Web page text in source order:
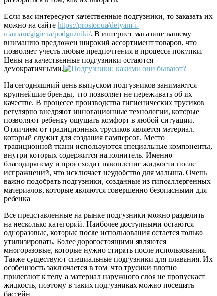
Если вас интересуют качественные подгузники, то заказать их
можно на сайте https://prostor.ua/detyam-i-
mamam/gigiena/podguzniki/. В интернет магазине вашему
вниманию предложен широкий ассортимент товаров, что
позволяет учесть любые предпочтения в процессе покупки.
Цены на качественные подгузники остаются
демократичными.
На сегодняшний день выпуском подгузников занимаются
крупнейшие бренды, что позволяет не переживать об их
качестве. В процессе производства гигиенических трусиков
регулярно внедряют инновационные технологии, которые
позволяют ребенку ощущать комфорт в любой ситуации.
Отличием от традиционных трусиков является материал,
который служит для создания памперсов. Место
традиционной ткани используются специальные компоненты,
внутри которых содержится наполнитель. Именно
благодарянему и происходит накопление жидкости после
испражнений, что исключает неудобство для малыша. Очень
важно подобрать подгузники, созданные из гипоаллергенных
материалов, которые являются совершенно безопасными для
ребенка.
Все представленные на рынке подгузники можно разделить
на несколько категорий. Наиболее доступными остаются
одноразовые, которые после использования остается только
утилизировать. Более дорогостоящими являются
многоразовые, которые нужно стирать после использования.
Также существуют специальные подгузники для плавания. Их
особенность заключается в том, что трусики плотно
прилегают к телу, а материал наружного слоя не пропускает
жидкость, поэтому в таких подгузниках можно посещать
бассейн.